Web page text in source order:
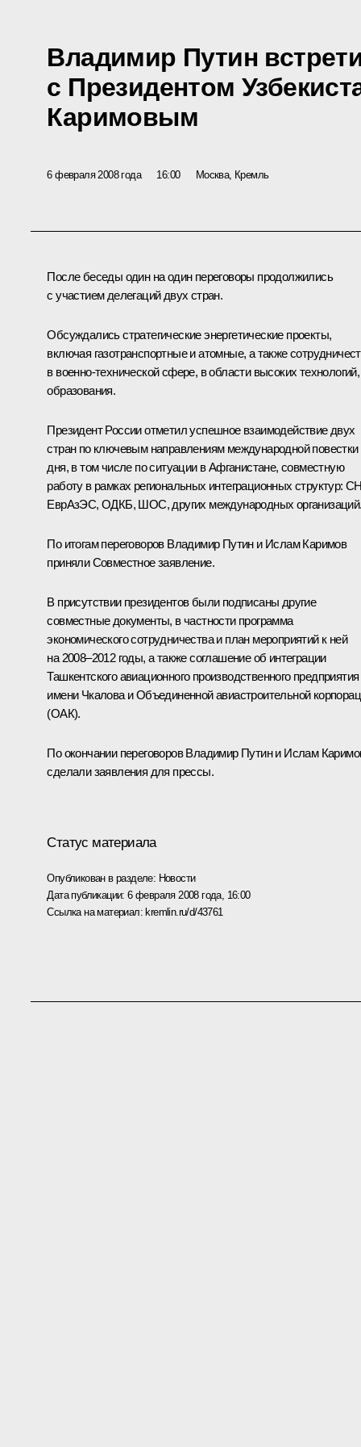
Владимир Путин
с Президентом
Каримовым
6 февраля 2008 года 16:00 Москва, Кремль
После беседы один на один переговоры продолжились
с участием делегаций двух стран.
Обсуждались стратегические энергетические проекты,
включая газотранспортные и атомные, а также
в военно-технической сфере, в области высоких технологий,
образования.
Президент России отметил успешное взаимодействие двух
стран по ключевым направлениям международной повестки
дня, в том числе по ситуации в Афганистане, совместную
работу в рамках региональных интеграционных структур:
ЕврАзЭС, ОДКБ, ШОС, других международных
По итогам переговоров Владимир Путин и Ислам Каримов
приняли Совместное заявление.
В присутствии президентов были подписаны другие
совместные документы, в частности программа
экономического сотрудничества и план мероприятий к ней
на 2008–2012 годы, а также соглашение об интеграции
Ташкентского авиационного производственного предприятия
имени Чкалова и Объединенной авиастроительной
(ОАК).
По окончании переговоров Владимир Путин и Ислам
сделали заявления для прессы.
Статус материала
Опубликован в разделе: Новости
Дата публикации:6 февраля 2008 года, 16:00
Ссылка на материал:kremlin.ru/d/43761